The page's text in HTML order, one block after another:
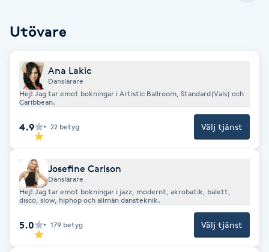
Brynplockning
Bröllopsuppsättning
C
Celluliter
Coachning
Color correction
Utövare
Ana Lakic
Danslärare
Hej! Jag tar emot bokningar i Artistic Ballroom, Standard(Vals) och
Caribbean.
4.9 22 betyg Välj tjänst
Josefine Carlson
Danslärare
Hej! Jag tar emot bokningar i jazz, modernt, akrobatik, balett,
disco, slow, hiphop och allmän dansteknik.
5.0 179 betyg Välj tjänst